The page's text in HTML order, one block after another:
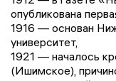
опубликована
1916 — основан
университет,
1921 — началось
(Ишимское),